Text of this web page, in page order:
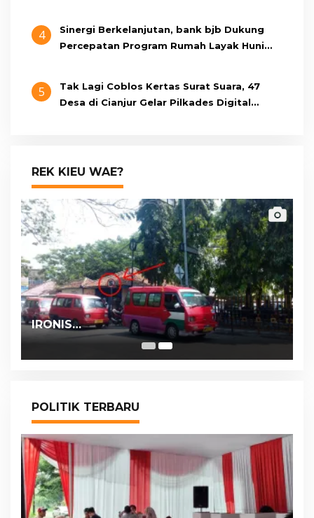
4
Sinergi Berkelanjutan, bank bjb Dukung
Percepatan Program Rumah Layak Huni
5
Tak Lagi Coblos Kertas Surat Suara, 47
Desa di Cianjur Gelar Pilkades Digital
REK KIEU WAE?
IRONIS…
POLITIK TERBARU